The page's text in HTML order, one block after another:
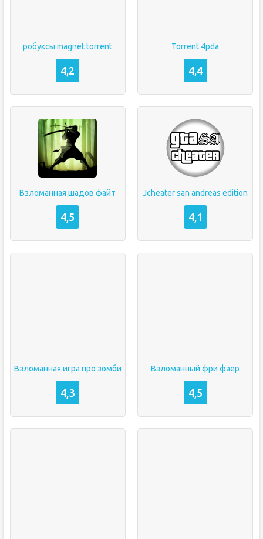
робуксы magnet torrent
4,2
Torrent 4pda
4,4
Взломанная шадов файт
4,5
Jcheater san andreas edition
4,1
Взломанная игра про зомби
4,3
Взломанный фри фаер
4,5